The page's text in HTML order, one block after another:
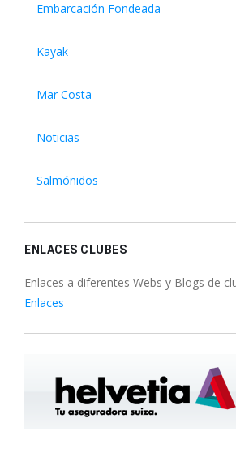
Embarcación Fondeada
Kayak
Mar Costa
Noticias
Salmónidos
ENLACES CLUBES
Enlaces a diferentes Webs y Blogs de
Enlaces